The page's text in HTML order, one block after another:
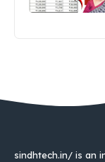
sindhtech.in/ is an